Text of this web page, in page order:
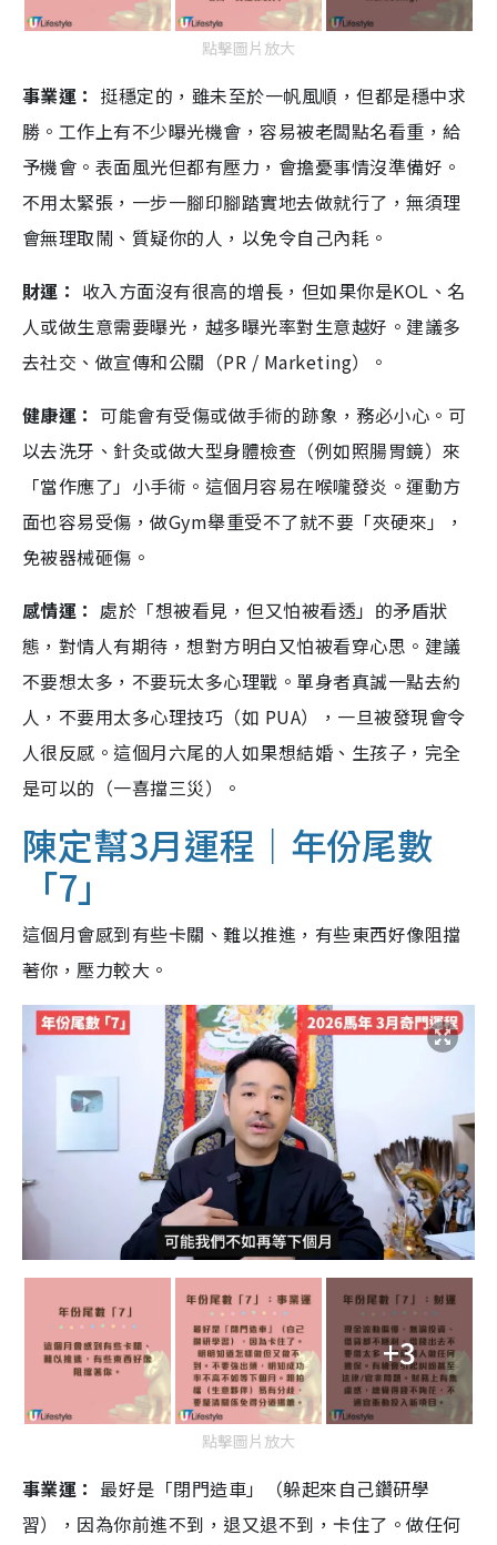
點擊圖片放大
事業運： 挺穩定的，雖未至於一帆風順，但都是穩中求
勝。工作上有不少曝光機會，容易被老闆點名看重，給
予機會。表面風光但都有壓力，會擔憂事情沒準備好。
不用太緊張，一步一腳印腳踏實地去做就行了，無須理
會無理取鬧、質疑你的人，以免令自己內耗。
財運： 收入方面沒有很高的增長，但如果你是KOL、名
人或做生意需要曝光，越多曝光率對生意越好。建議多
去社交、做宣傳和公關（PR / Marketing）。
健康運： 可能會有受傷或做手術的跡象，務必小心。可
以去洗牙、針灸或做大型身體檢查（例如照腸胃鏡）來
「當作應了」小手術。這個月容易在喉嚨發炎。運動方
面也容易受傷，做Gym舉重受不了就不要「夾硬來」，
免被器械砸傷。
感情運： 處於「想被看見，但又怕被看透」的矛盾狀
態，對情人有期待，想對方明白又怕被看穿心思。建議
不要想太多，不要玩太多心理戰。單身者真誠一點去約
人，不要用太多心理技巧（如 PUA），一旦被發現會令
人很反感。這個月六尾的人如果想結婚、生孩子，完全
是可以的（一喜擋三災）。
陳定幫3月運程｜年份尾數
「7」
這個月會感到有些卡關、難以推進，有些東西好像阻擋
著你，壓力較大。
+3
點擊圖片放大
事業運： 最好是「閉門造車」（躲起來自己鑽研學
習），因為你前進不到，退又退不到，卡住了。做任何